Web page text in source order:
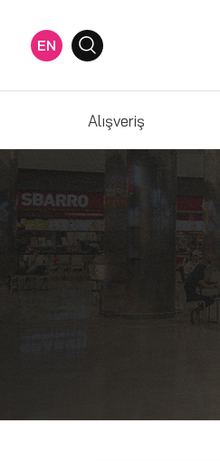
EN
Alışveriş